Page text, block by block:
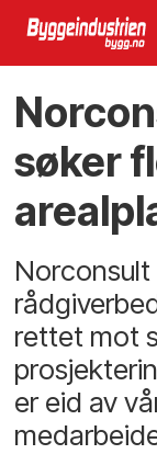
søker
rettet mot
er eid av